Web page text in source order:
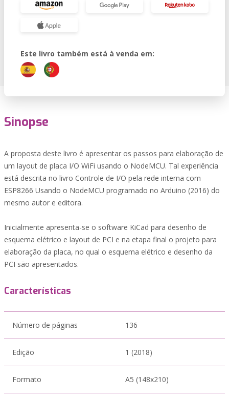
Este livro também está à venda em:
Sinopse
A proposta deste livro é apresentar os passos para elaboração de
um layout de placa I/O WiFi usando o NodeMCU. Tal experiência
está descrita no livro Controle de I/O pela rede interna com
ESP8266 Usando o NodeMCU programado no Arduino (2016) do
mesmo autor e editora.
Inicialmente apresenta-se o software KiCad para desenho de
esquema elétrico e layout de PCI e na etapa final o projeto para
elaboração da placa, no qual o esquema elétrico e desenho da
PCI são apresentados.
Características
Número de páginas 136
Edição 1 (2018)
Formato A5 (148x210)